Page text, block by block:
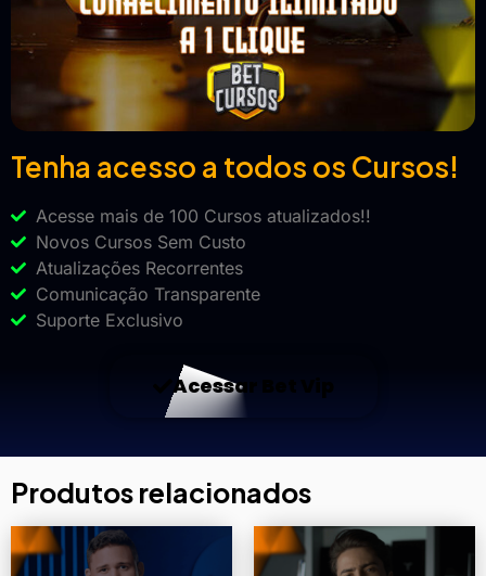
Tenha acesso a todos os Cursos!
Acesse mais de 100 Cursos atualizados!!
Novos Cursos Sem Custo
Atualizações Recorrentes
Comunicação Transparente
Suporte Exclusivo
Acessar Bet Vip
Produtos relacionados